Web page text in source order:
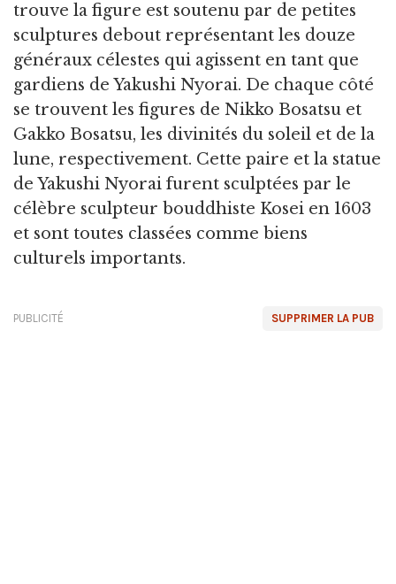
trouve la figure est soutenu par de petites
sculptures debout représentant les douze
généraux célestes qui agissent en tant que
gardiens de Yakushi Nyorai. De chaque côté
se trouvent les figures de Nikko Bosatsu et
Gakko Bosatsu, les divinités du soleil et de la
lune, respectivement. Cette paire et la statue
de Yakushi Nyorai furent sculptées par le
célèbre sculpteur bouddhiste Kosei en 1603
et sont toutes classées comme biens
culturels importants.
SUPPRIMER LA PUB
PUBLICITÉ